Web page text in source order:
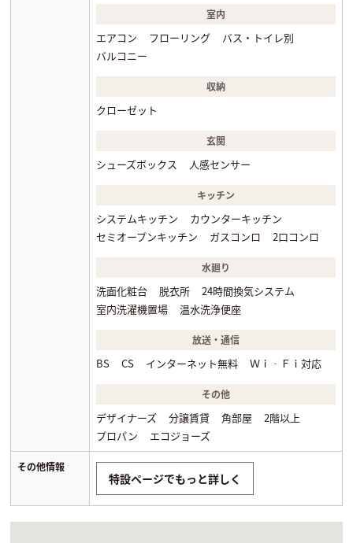
室内
エアコン フローリング
バス・トイレ別
バルコニー
収納
クローゼット
玄関
シューズボックス 人感センサー
キッチン
システムキッチン
カウンターキッチン
セミオープンキッチン
ガスコンロ 2口コンロ
水廻り
洗面化粧台 脱衣所
24時間換気システム
室内洗濯機置場
温水洗浄便座
放送・通信
BS CS インターネット無料 Ｗｉ‐Ｆｉ対応
その他
デザイナーズ 分譲賃貸 角部屋
2階以上
プロパン
エコジョーズ
その他情報
特設ページでもっと詳しく